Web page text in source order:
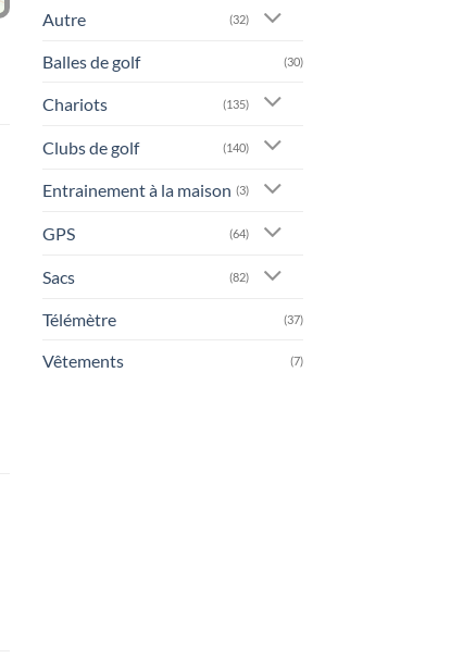
Autre (32)
Balles de golf (30)
Chariots (135)
Clubs de golf (140)
Entrainement à la maison (3)
GPS (64)
Sacs (82)
Télémètre (37)
Vêtements (7)